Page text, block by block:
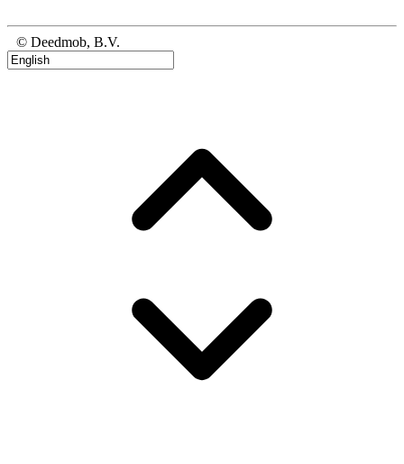
© Deedmob, B.V.